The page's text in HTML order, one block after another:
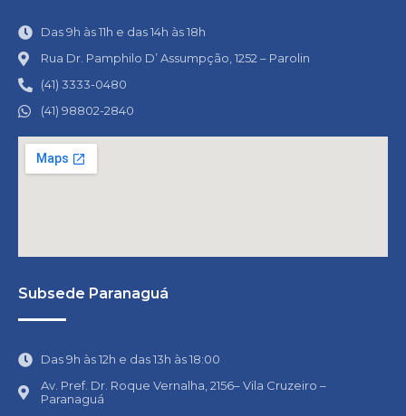
Das 9h às 11h e das 14h às 18h
Rua Dr. Pamphilo D’ Assumpção, 1252 – Parolin
(41) 3333-0480
(41) 98802-2840
Subsede Paranaguá
Das 9h às 12h e das 13h às 18:00
Av. Pref. Dr. Roque Vernalha, 2156– Vila Cruzeiro –
Paranaguá